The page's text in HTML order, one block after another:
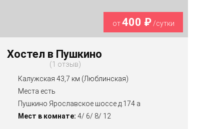
от400 ₽/сутки
Хостел в Пушкино
1 отзыв
Калужская 43,7 км (Люблинская)
Места есть
Пушкино Ярославское шоссе д.174 а
Мест в комнате: 4/ 6/ 8/ 12